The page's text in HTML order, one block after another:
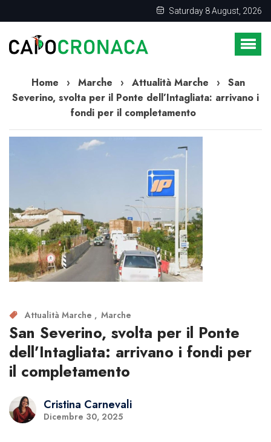
Saturday 8 August, 2026
Home › Marche › Attualità Marche ›
San
Severino, svolta per il Ponte dell’Intagliata: arrivano i
fondi per il completamento
Attualità Marche Marche
San Severino, svolta per il Ponte
dell’Intagliata: arrivano i fondi per
il completamento
Cristina Carnevali
Dicembre 30, 2025